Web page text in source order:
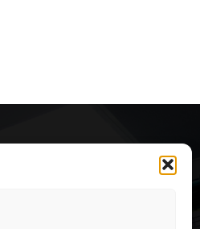
cabane